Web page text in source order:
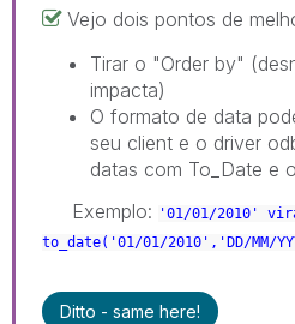
Vejo dois pontos de
Tirar o "Order by"
impacta)
O formato de data
seu client e o driver
datas com To_Date e
Exemplo:
'01/01/2010'
to_date( '01/01/2010','DD/MM/
Ditto - same here!